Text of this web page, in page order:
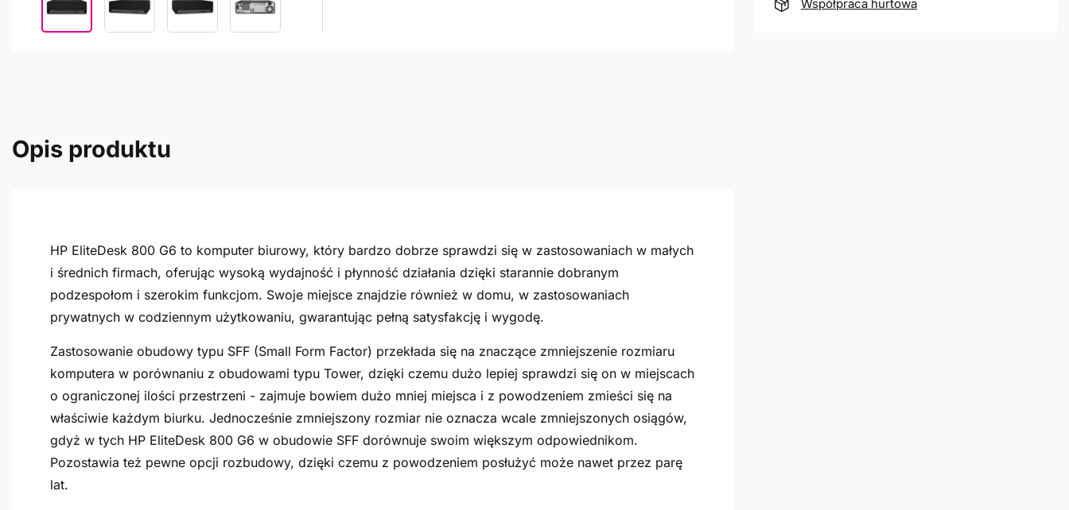
Współpraca hurtowa
Opis produktu
HP EliteDesk 800 G6 to komputer biurowy, który bardzo dobrze sprawdzi się w zastosowaniach w małych
i średnich firmach, oferując wysoką wydajność i płynność działania dzięki starannie dobranym
podzespołom i szerokim funkcjom. Swoje miejsce znajdzie również w domu, w zastosowaniach
prywatnych w codziennym użytkowaniu, gwarantując pełną satysfakcję i wygodę.
Zastosowanie obudowy typu SFF (Small Form Factor) przekłada się na znaczące zmniejszenie rozmiaru
komputera w porównaniu z obudowami typu Tower, dzięki czemu dużo lepiej sprawdzi się on w miejscach
o ograniczonej ilości przestrzeni - zajmuje bowiem dużo mniej miejsca i z powodzeniem zmieści się na
właściwie każdym biurku. Jednocześnie zmniejszony rozmiar nie oznacza wcale zmniejszonych osiągów,
gdyż w tych HP EliteDesk 800 G6 w obudowie SFF dorównuje swoim większym odpowiednikom.
Pozostawia też pewne opcji rozbudowy, dzięki czemu z powodzeniem posłużyć może nawet przez parę
lat.